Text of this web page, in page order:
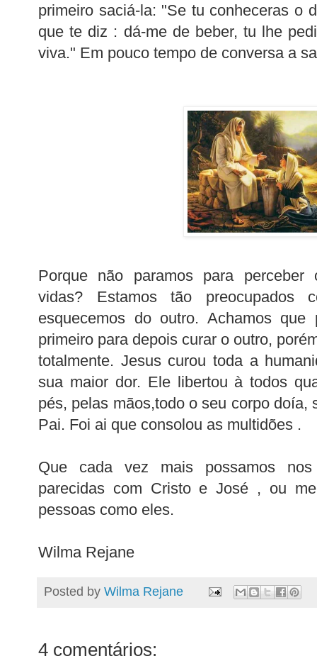
primeiro saciá-la: "Se tu conheceras o
que te diz : dá-me de beber, tu lhe
viva." Em pouco tempo de conversa a
Porque não paramos para perceber
vidas? Estamos tão preocupados
esquecemos do outro. Achamos que
primeiro para depois curar o outro,
totalmente. Jesus curou toda a
sua maior dor. Ele libertou à todos
pés, pelas mãos,todo o seu corpo doía,
Pai. Foi ai que consolou as multidões .
Que cada vez mais possamos
parecidas com Cristo e José , ou
pessoas como eles.
Wilma Rejane
Posted by Wilma Rejane
4 comentários: